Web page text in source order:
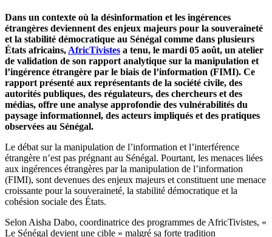
Dans un contexte où la désinformation et les ingérences
étrangères deviennent des enjeux majeurs pour la souveraineté
et la stabilité démocratique au Sénégal comme dans plusieurs
États africains, AfricTivistes a tenu, le mardi 05 août, un atelier
de validation de son rapport analytique sur la manipulation et
l’ingérence étrangère par le biais de l’information (FIMI). Ce
rapport présenté aux représentants de la société civile, des
autorités publiques, des régulateurs, des chercheurs et des
médias, offre une analyse approfondie des vulnérabilités du
paysage informationnel, des acteurs impliqués et des pratiques
observées au Sénégal.
Le débat sur la manipulation de l’information et l’interférence
étrangère n’est pas prégnant au Sénégal. Pourtant, les menaces liées
aux ingérences étrangères par la manipulation de l’information
(FIMI), sont devenues des enjeux majeurs et constituent une menace
croissante pour la souveraineté, la stabilité démocratique et la
cohésion sociale des États.
Selon Aisha Dabo, coordinatrice des programmes de AfricTivistes, «
Le Sénégal devient une cible » malgré sa forte tradition